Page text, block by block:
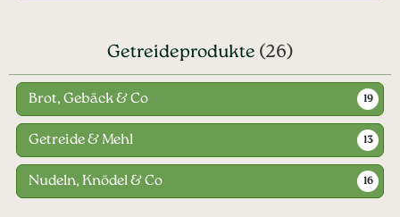
Getreideprodukte (26)
Brot, Gebäck & Co 19
Getreide & Mehl 13
Nudeln, Knödel & Co 16